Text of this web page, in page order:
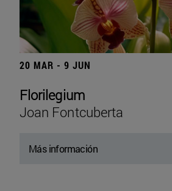
20 MAR - 9 JUN
Florilegium
Joan Fontcuberta
Más información